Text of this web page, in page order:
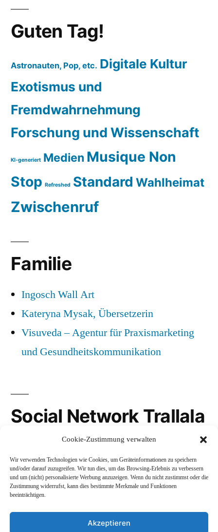
Cookie-Zustimmung verwalten
Wir verwenden Technologien wie Cookies, um Geräteinformationen zu speichern
und/oder darauf zuzugreifen. Wir tun dies, um das Browsing-Erlebnis zu verbessern
und um (nicht) personalisierte Werbung anzuzeigen. Wenn du nicht zustimmst oder die
Zustimmung widerrufst, kann dies bestimmte Merkmale und Funktionen
beeinträchtigen.
Akzeptieren
Guten Tag!
Astronauten, Pop, etc. Digitale Kultur
Exotismus und
Fremdwahrnehmung
Forschung und Wissenschaft
KI-generiert Medien Musique Non
Stop Refreshed Standard Wahlheimat
Zwischenruf
Familie
Ingosch Wall Art
Kateryna Mysak, Übersetzerin
Visuveda – Agentur für Praxismarketing
und Gesundheitskommunikation
Social Network Trallala
LinkedIn
Mastodon